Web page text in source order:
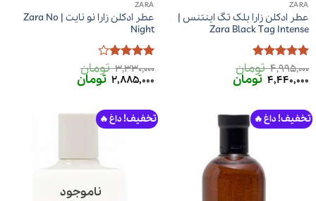
ZARA
عطر ادکلن زارا بلک تگ اینتنس |
Zara Black Tag Intense
امتیاز5از
5
4,995,000 تومان
قیمت
اصلی
4,440,000 تومان
ZARA
عطر ادکلن زارا نو نایت | Zara No
Night
امتیاز4
از 5
3,330,000 تومان
قیمت
اصلی
2,885,000 تومان
تخفیف!
تخفیف!
ناموجود